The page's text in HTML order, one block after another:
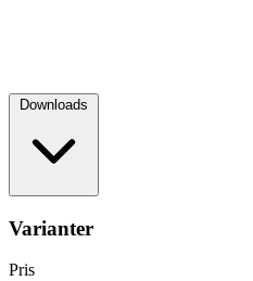
Downloads
Varianter
Pris